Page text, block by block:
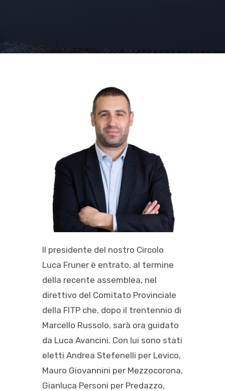
Il presidente del nostro Circolo
Luca Fruner è entrato, al termine
della recente assemblea, nel
direttivo del Comitato Provinciale
della FITP che, dopo il trentennio di
Marcello Russolo, sarà ora guidato
da Luca Avancini. Con lui sono stati
eletti Andrea Stefenelli per Levico,
Mauro Giovannini per Mezzocorona,
Gianluca Personi per Predazzo,